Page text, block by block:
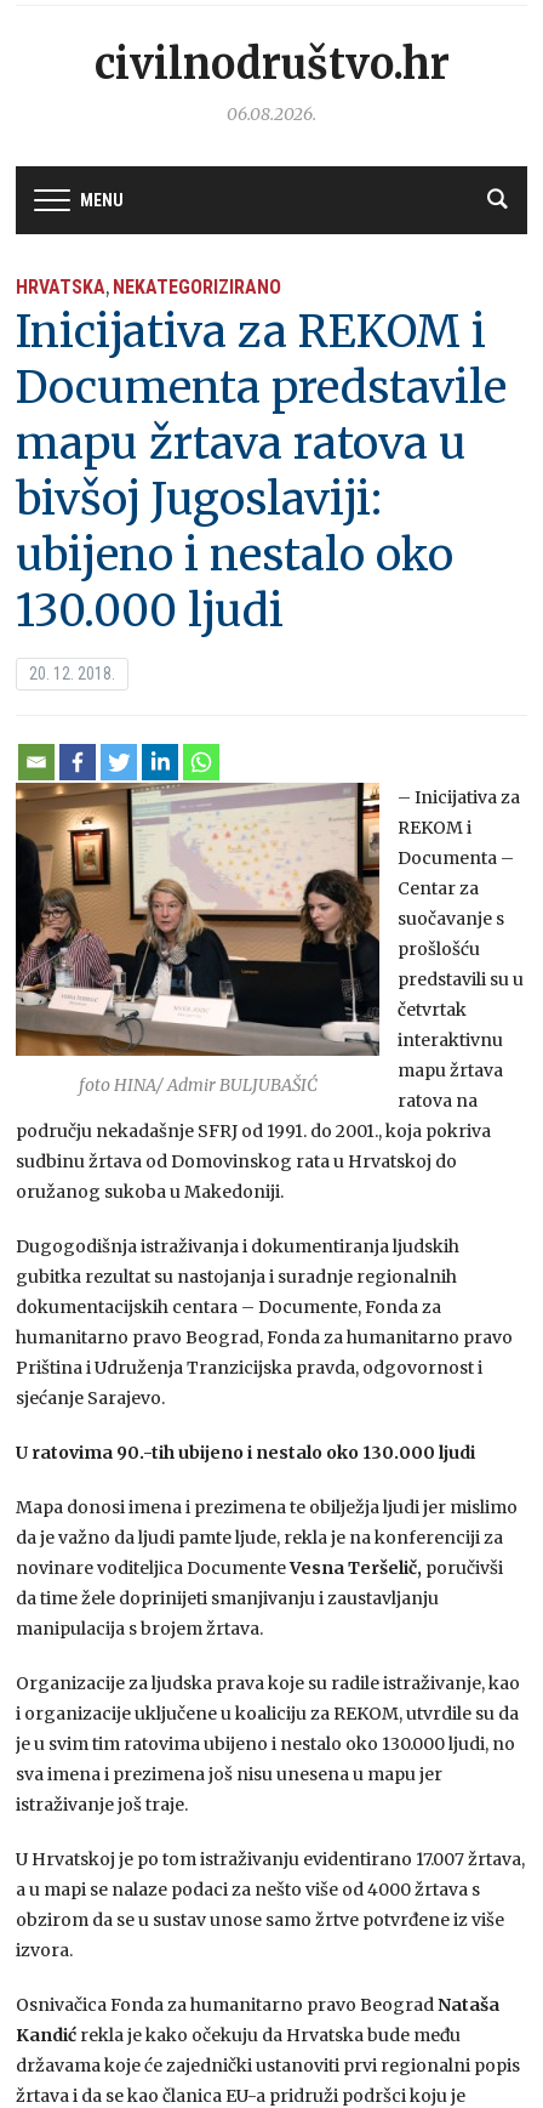
civilnodruštvo.hr
06.08.2026.
MENU
HRVATSKA, NEKATEGORIZIRANO
Inicijativa za REKOM i
Documenta predstavile
mapu žrtava ratova u
bivšoj Jugoslaviji:
ubijeno i nestalo oko
130.000 ljudi
20. 12. 2018.
foto HINA/ Admir BULJUBAŠIĆ
– Inicijativa za
REKOM i
Documenta –
Centar za
suočavanje s
prošlošću
predstavili su u
četvrtak
interaktivnu
mapu žrtava
ratova na
području nekadašnje SFRJ od 1991. do 2001., koja pokriva
sudbinu žrtava od Domovinskog rata u Hrvatskoj do
oružanog sukoba u Makedoniji.
Dugogodišnja istraživanja i dokumentiranja ljudskih
gubitka rezultat su nastojanja i suradnje regionalnih
dokumentacijskih centara – Documente, Fonda za
humanitarno pravo Beograd, Fonda za humanitarno pravo
Priština i Udruženja Tranzicijska pravda, odgovornost i
sjećanje Sarajevo.
U ratovima 90.-tih ubijeno i nestalo oko 130.000 ljudi
Mapa donosi imena i prezimena te obilježja ljudi jer mislimo
da je važno da ljudi pamte ljude, rekla je na konferenciji za
novinare voditeljica DocumenteVesna Teršelič, poručivši
da time žele doprinijeti smanjivanju i zaustavljanju
manipulacija s brojem žrtava.
Organizacije za ljudska prava koje su radile istraživanje, kao
i organizacije uključene u koaliciju za REKOM, utvrdile su da
je u svim tim ratovima ubijeno i nestalo oko 130.000 ljudi, no
sva imena i prezimena još nisu unesena u mapu jer
istraživanje još traje.
U Hrvatskoj je po tom istraživanju evidentirano 17.007 žrtava,
a u mapi se nalaze podaci za nešto više od 4000 žrtava s
obzirom da se u sustav unose samo žrtve potvrđene iz više
izvora.
Osnivačica Fonda za humanitarno pravo BeogradNataša
Kandić rekla je kako očekuju da Hrvatska bude među
državama koje će zajednički ustanoviti prvi regionalni popis
žrtava i da se kao članica EU-a pridruži podršci koju je